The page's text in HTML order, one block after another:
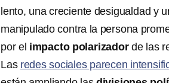
lento, una creciente desigualdad y
manipulado contra la persona
por el impacto polarizadorde las
Las redes sociales parecen